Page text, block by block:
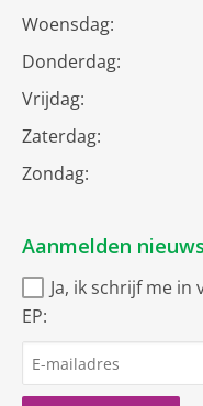
Woensdag:
Donderdag:
Vrijdag:
Zaterdag:
Zondag:
Aanmelden
Ja, ik schrijf me
EP: